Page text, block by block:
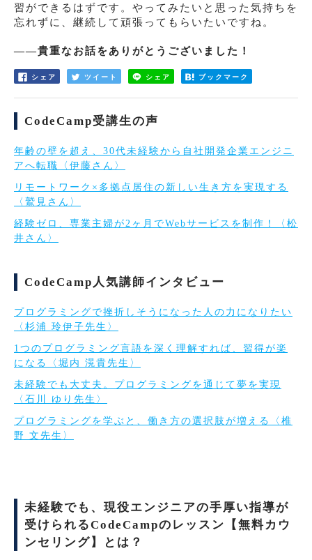
習ができるはずです。やってみたいと思った気持ちを
忘れずに、継続して頑張ってもらいたいですね。
――貴重なお話をありがとうございました！
シェア ツイート シェア ブックマーク
CodeCamp受講生の声
年齢の壁を超え、30代未経験から自社開発企業エンジニ
アへ転職〈伊藤さん〉
リモートワーク×多拠点居住の新しい生き方を実現する
〈鷲見さん〉
経験ゼロ、専業主婦が2ヶ月でWebサービスを制作！〈松
井さん〉
CodeCamp人気講師インタビュー
プログラミングで挫折しそうになった人の力になりたい
〈杉浦 玲伊子先生〉
1つのプログラミング言語を深く理解すれば、習得が楽
になる〈堀内 滉貴先生〉
未経験でも大丈夫。プログラミングを通じて夢を実現
〈石川 ゆり先生〉
プログラミングを学ぶと、働き方の選択肢が増える〈椎
野 文先生〉
未経験でも、現役エンジニアの手厚い指導が
受けられるCodeCampのレッスン【無料カウ
ンセリング】とは？